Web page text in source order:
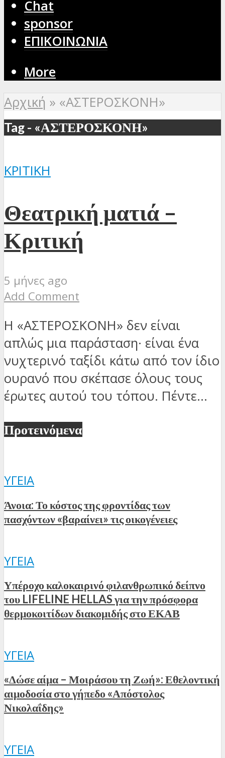
Chat
sponsor
ΕΠΙΚΟΙΝΩΝΙΑ
More
Αρχική » «ΑΣΤΕΡΟΣΚΟΝΗ»
Tag - «ΑΣΤΕΡΟΣΚΟΝΗ»
ΚΡΙΤΙΚΉ
Θεατρική ματιά –
Κριτική
5 μήνες ago
Add Comment
Η «ΑΣΤΕΡΟΣΚΟΝΗ» δεν είναι
απλώς μια παράσταση· είναι ένα
νυχτερινό ταξίδι κάτω από τον ίδιο
ουρανό που σκέπασε όλους τους
έρωτες αυτού του τόπου. Πέντε...
Προτεινόμενα
ΥΓΕΊΑ
Άνοια: Το κόστος της φροντίδας των
πασχόντων «βαραίνει» τις οικογένειες
ΥΓΕΊΑ
Υπέροχο καλοκαιρινό φιλανθρωπικό δείπνο
του LIFELINE HELLAS για την πρόσφορα
θερμοκοιτίδων διακομιδής στο ΕΚΑΒ
ΥΓΕΊΑ
«Δώσε αίμα – Μοιράσου τη Ζωή»: Εθελοντική
αιμοδοσία στο γήπεδο «Απόστολος
Νικολαΐδης»
ΥΓΕΊΑ